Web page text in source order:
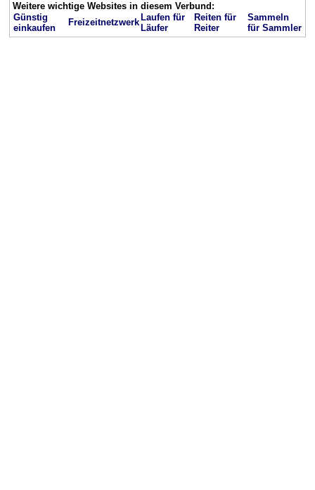
Weitere wichtige Websites in diesem Verbund:
Günstig
einkaufen
Freizeitnetzwerk Laufen für
Läufer
Reiten für
Reiter
Sammeln
für Sammler